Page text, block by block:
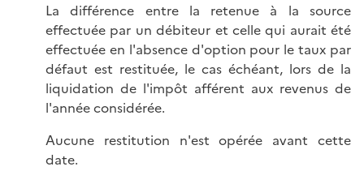
La différence entre la retenue à la source
effectuée par un débiteur et celle qui aurait été
effectuée en l'absence d'option pour le taux par
défaut est restituée, le cas échéant, lors de la
liquidation de l'impôt afférent aux revenus de
l'année considérée.
Aucune restitution n'est opérée avant cette
date.